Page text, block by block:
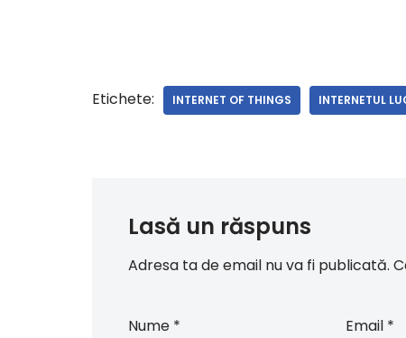
Etichete: INTERNET OF THINGS INTERNETUL
Lasă un răspuns
Adresa ta de email nu va fi publicată.
Nume * Email *